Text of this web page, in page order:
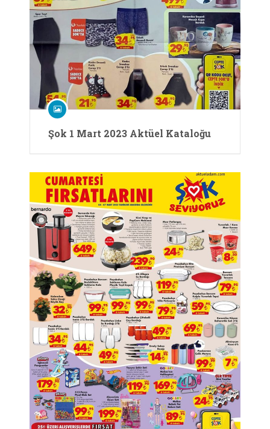
Şok 1 Mart 2023 Aktüel Kataloğu